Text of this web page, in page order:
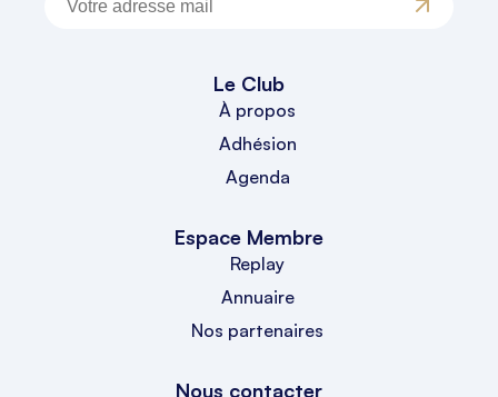
Le Club
À propos
Adhésion
Agenda
Espace Membre
Replay
Annuaire
Nos partenaires
Nous contacter